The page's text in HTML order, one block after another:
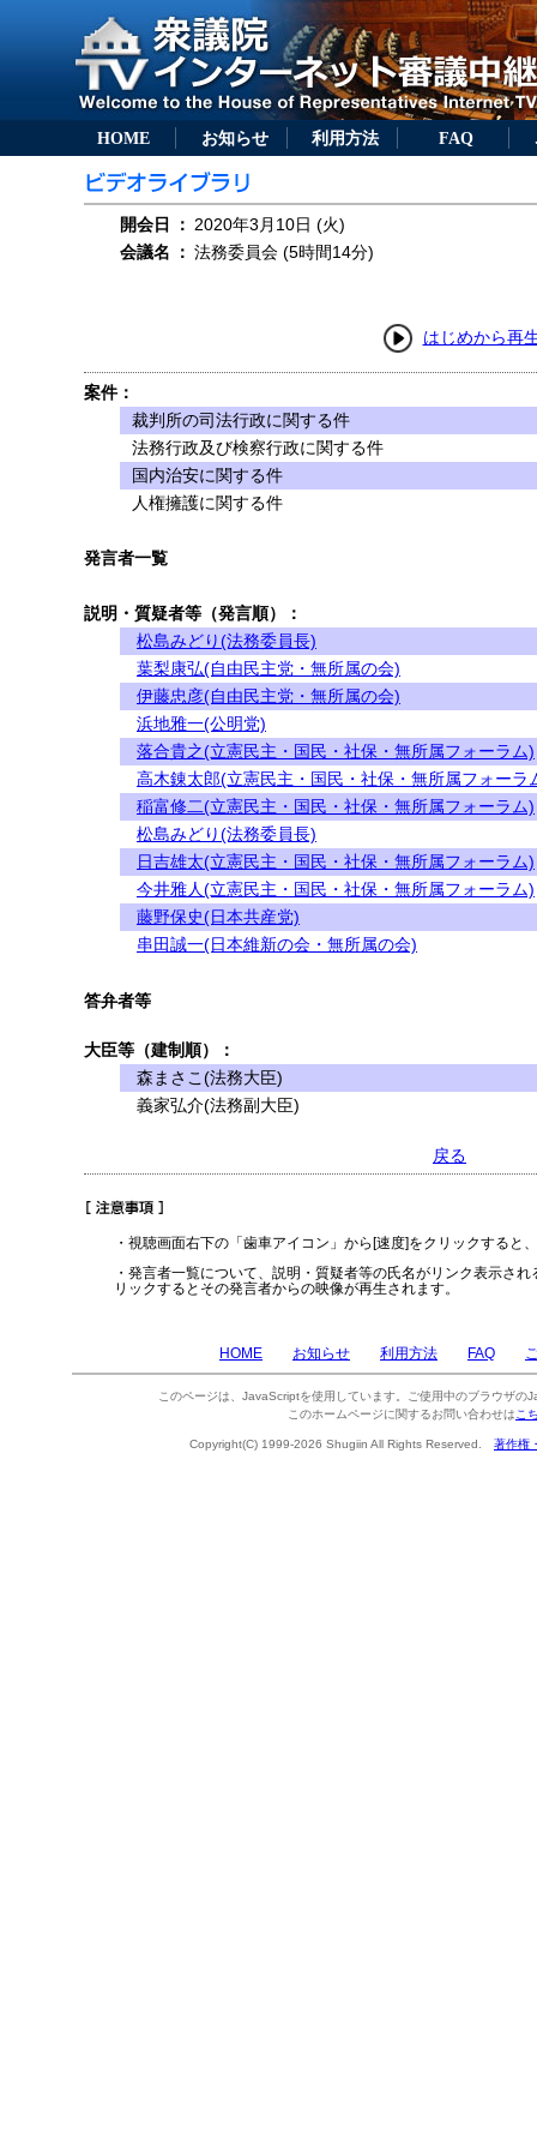
HOME お知らせ 利用方法 FAQ
開会日 ： 2020年3月10日 (火)
会議名
： 法務委員会 (5時間14分)
はじめから再
案件：
裁判所の司法行政に関する件
法務行政及び検察行政に関する件
国内治安に関する件
人権擁護に関する件
発言者一覧
説明・質疑者等（発言順）：
松島みどり(法務委員長)
葉梨康弘(自由民主党・無所属の会)
伊藤忠彦(自由民主党・無所属の会)
浜地雅一(公明党)
落合貴之(立憲民主・国民・社保・無所属フォーラム)
高木錬太郎(立憲民主・国民・社保・無所属フォーラ
稲富修二(立憲民主・国民・社保・無所属フォーラム)
松島みどり(法務委員長)
日吉雄太(立憲民主・国民・社保・無所属フォーラム)
今井雅人(立憲民主・国民・社保・無所属フォーラム)
藤野保史(日本共産党)
串田誠一(日本維新の会・無所属の会)
答弁者等
大臣等（建制順）：
森まさこ(法務大臣)
義家弘介(法務副大臣)
戻る
・視聴画面右下の「歯車アイコン」から[速度]をクリックすると
・発言者一覧について、説明・質疑者等の氏名がリンク表示さ
リックするとその発言者からの映像が再生されます。
HOME お知らせ 利用方法 FAQ
このページは、JavaScriptを使用しています。ご使用中のブラウザの
このホームページに関するお問い合わせは こ
Copyright(C) 1999-2026 Shugiin All Rights Reserved. 著作権